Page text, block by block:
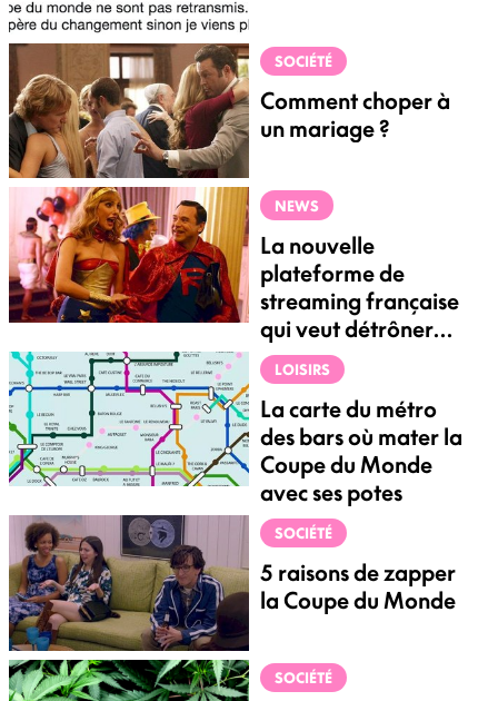
SOCIÉTÉ
Comment choper à
un mariage ?
NEWS
La nouvelle
plateforme de
streaming française
qui veut détrôner
Netflix
LOISIRS
La carte du métro
des bars où mater la
Coupe du Monde
avec ses potes
SOCIÉTÉ
5 raisons de zapper
la Coupe du Monde
SOCIÉTÉ